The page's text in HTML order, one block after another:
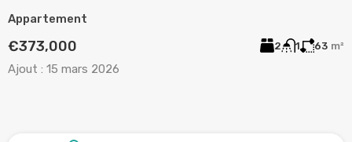
Appartement
€373,000 2 1 63 m²
Ajout : 15 mars 2026